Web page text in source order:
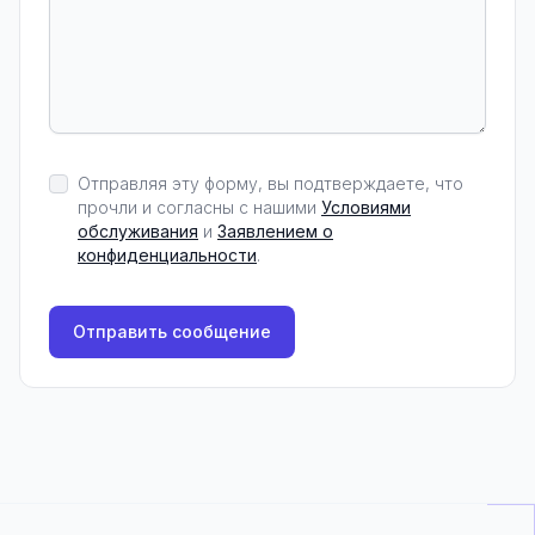
Отправляя эту форму, вы подтверждаете, что
прочли и согласны с нашими Условиями
обслуживания и Заявлением о
конфиденциальности.
Отправить сообщение